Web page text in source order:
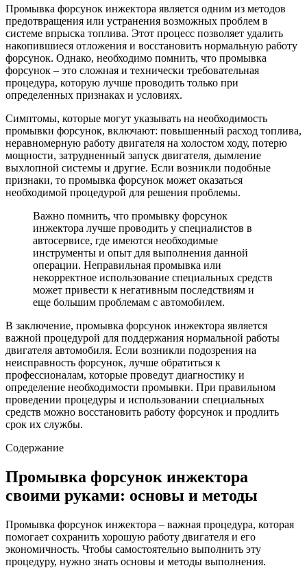
Промывка форсунок инжектора является одним из методов
предотвращения или устранения возможных проблем в
системе впрыска топлива. Этот процесс позволяет удалить
накопившиеся отложения и восстановить нормальную работу
форсунок. Однако, необходимо помнить, что промывка
форсунок – это сложная и технически требовательная
процедура, которую лучше проводить только при
определенных признаках и условиях.
Симптомы, которые могут указывать на необходимость
промывки форсунок, включают: повышенный расход топлива,
неравномерную работу двигателя на холостом ходу, потерю
мощности, затрудненный запуск двигателя, дымление
выхлопной системы и другие. Если возникли подобные
признаки, то промывка форсунок может оказаться
необходимой процедурой для решения проблемы.
Важно помнить, что промывку форсунок
инжектора лучше проводить у специалистов в
автосервисе, где имеются необходимые
инструменты и опыт для выполнения данной
операции. Неправильная промывка или
некорректное использование специальных средств
может привести к негативным последствиям и
еще большим проблемам с автомобилем.
В заключение, промывка форсунок инжектора является
важной процедурой для поддержания нормальной работы
двигателя автомобиля. Если возникли подозрения на
неисправность форсунок, лучше обратиться к
профессионалам, которые проведут диагностику и
определение необходимости промывки. При правильном
проведении процедуры и использовании специальных
средств можно восстановить работу форсунок и продлить
срок их службы.
Содержание
Промывка форсунок инжектора
своими руками: основы и методы
Промывка форсунок инжектора – важная процедура, которая
помогает сохранить хорошую работу двигателя и его
экономичность. Чтобы самостоятельно выполнить эту
процедуру, нужно знать основы и методы выполнения.